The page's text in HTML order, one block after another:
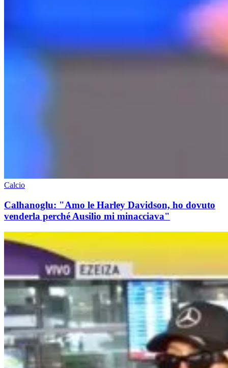
Calcio
Calhanoglu: "Amo le Harley Davidson, ho dovuto
venderla perché Ausilio mi minacciava"